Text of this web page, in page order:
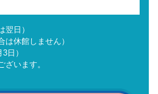
翌日）
は休館しません）
日）
ざいます。